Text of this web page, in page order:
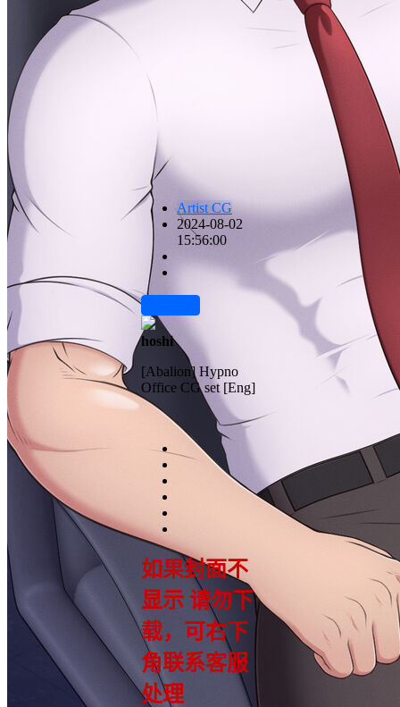
Artist CG
2024-08-02
15:56:00
hoshi
[Abalion] Hypno
Office CG set [Eng]
如果封面不
显示 请勿下
载，可右下
角联系客服
处理